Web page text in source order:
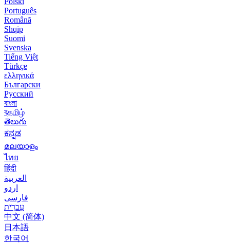
Português
Română
Shqip
Suomi
Svenska
Tiếng Việt
Türkçe
ελληνικά
Български
Русский
বাংলা
বதமிழ்
తెలుగు
ಕನ್ನಡ
മലയാളം
ไทย
हिंदी
العربية
اردو
فارسی
עִברִית
中文 (简体)
日本語
한국어